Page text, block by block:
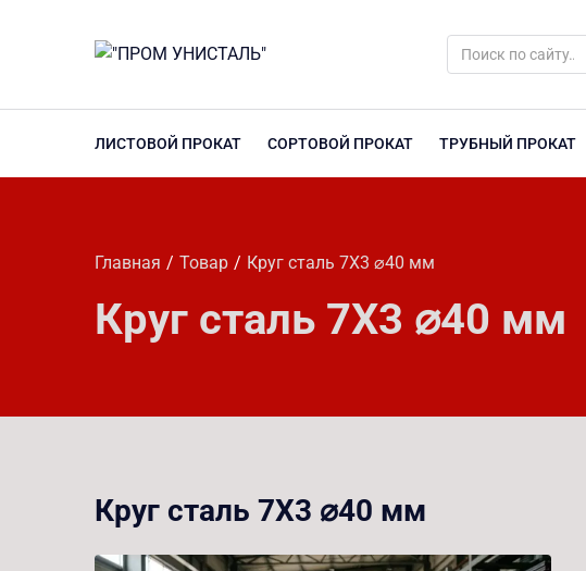
ЛИСТОВОЙ ПРОКАТ СОРТОВОЙ ПРОКАТ ТРУБНЫЙ ПРОКАТ
Главная Товар Круг сталь 7Х3 ⌀40 мм
Круг сталь 7Х3 ⌀40 мм
Круг сталь 7Х3 ⌀40 мм